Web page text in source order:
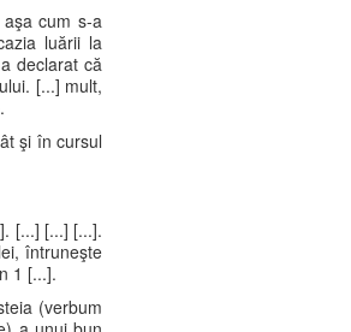
cum s-a
luării la
declarat că
[...] mult,
şi în cursul
[...] [...] [...].
întruneşte
1 [...].
(verbum